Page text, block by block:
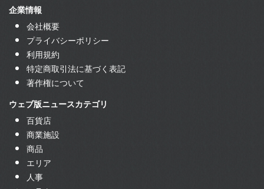
企業情報
会社概要
プライバシーポリシー
利用規約
特定商取引法に基づく表記
著作権について
ウェブ版ニュースカテゴリ
百貨店
商業施設
商品
エリア
人事